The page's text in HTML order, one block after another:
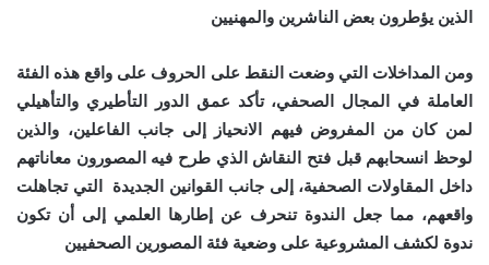
الذين يؤطرون بعض الناشرين والمهنيين
ومن المداخلات التي وضعت النقط على الحروف على واقع هذه الفئة
العاملة في المجال الصحفي، تأكد عمق الدور التأطيري والتأهيلي
لمن كان من المفروض فيهم الانحياز إلى جانب الفاعلين، والذين
لوحظ انسحابهم قبل فتح النقاش الذي طرح فيه المصورون معاناتهم
داخل المقاولات الصحفية، إلى جانب القوانين الجديدة التي تجاهلت
واقعهم، مما جعل الندوة تنحرف عن إطارها العلمي إلى أن تكون
ندوة لكشف المشروعية على وضعية فئة المصورين الصحفيين